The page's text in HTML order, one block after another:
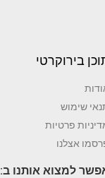
בירוקרטי
שימוש
פרטיות
אצלנו
למצוא אותנו ב: